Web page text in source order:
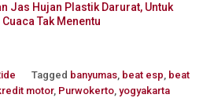
Jas Hujan Plastik Darurat, Untuk
Tak Menentu
Tagged banyumas, beat esp, beat
motor, Purwokerto, yogyakarta